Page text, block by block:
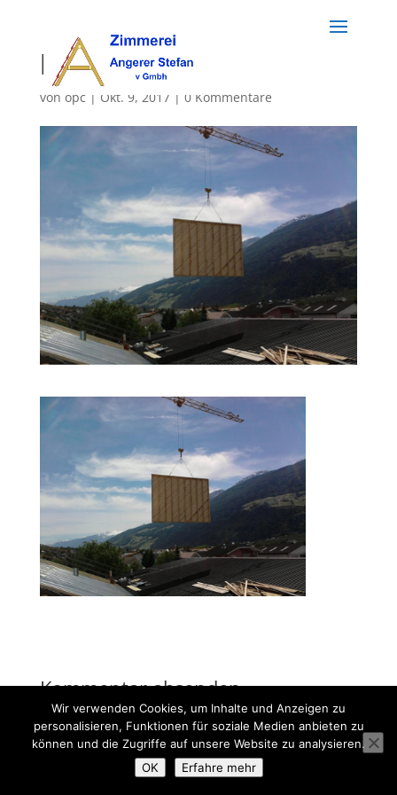
holzbau (70)
von opc | Okt. 9, 2017 | 0 Kommentare
Kommentar absenden
Du musstangemeldetsein, um einen Kommentar
abzugeben.
Wir verwenden Cookies, um Inhalte und Anzeigen zu
personalisieren, Funktionen für soziale Medien anbieten zu
können und die Zugriffe auf unsere Website zu analysieren.
OK
Erfahre mehr